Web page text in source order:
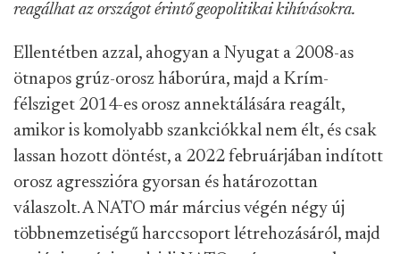
reagálhat az országot érintő geopolitikai kihívásokra.
Ellentétben azzal, ahogyan a Nyugat a 2008-as
ötnapos grúz-orosz háborúra, majd a Krím-
félsziget 2014-es orosz annektálására reagált,
amikor is komolyabb szankciókkal nem élt, és csak
lassan hozott döntést, a 2022 februárjában indított
orosz agresszióra gyorsan és határozottan
válaszolt. A NATO már március végén négy új
többnemzetiségű harccsoport létrehozásáról, majd